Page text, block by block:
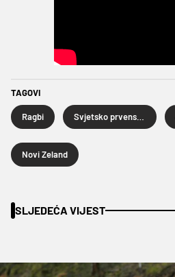
TAGOVI
Ragbi
Novi Zeland
SLJEDEĆA VIJEST